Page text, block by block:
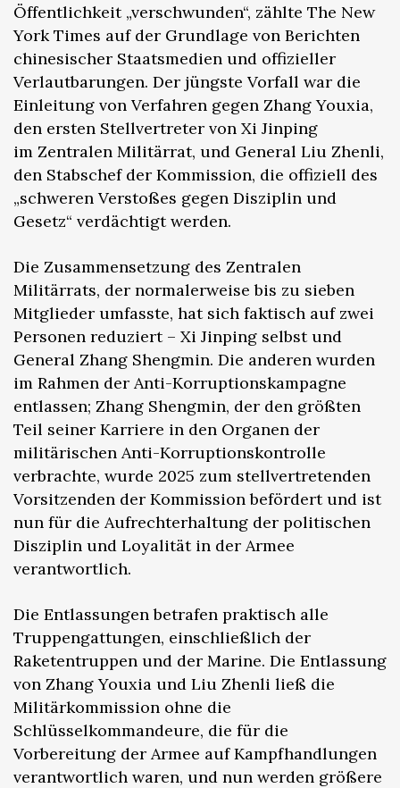
Öffentlichkeit „verschwunden“, zählte The New
York Times auf der Grundlage von Berichten
chinesischer Staatsmedien und offizieller
Verlautbarungen. Der jüngste Vorfall war die
Einleitung von Verfahren gegen Zhang Youxia,
den ersten Stellvertreter von Xi Jinping
im Zentralen Militärrat, und General Liu Zhenli,
den Stabschef der Kommission, die offiziell des
„schweren Verstoßes gegen Disziplin und
Gesetz“ verdächtigt werden.
Die Zusammensetzung des Zentralen
Militärrats, der normalerweise bis zu sieben
Mitglieder umfasste, hat sich faktisch auf zwei
Personen reduziert – Xi Jinping selbst und
General Zhang Shengmin. Die anderen wurden
im Rahmen der Anti-Korruptionskampagne
entlassen; Zhang Shengmin, der den größten
Teil seiner Karriere in den Organen der
militärischen Anti-Korruptionskontrolle
verbrachte, wurde 2025 zum stellvertretenden
Vorsitzenden der Kommission befördert und ist
nun für die Aufrechterhaltung der politischen
Disziplin und Loyalität in der Armee
verantwortlich.
Die Entlassungen betrafen praktisch alle
Truppengattungen, einschließlich der
Raketentruppen und der Marine. Die Entlassung
von Zhang Youxia und Liu Zhenli ließ die
Militärkommission ohne die
Schlüsselkommandeure, die für die
Vorbereitung der Armee auf Kampfhandlungen
verantwortlich waren, und nun werden größere